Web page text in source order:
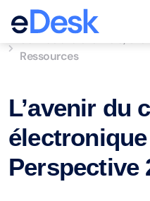
eCommerce Support Central
Ressources
L’avenir du
Perspective